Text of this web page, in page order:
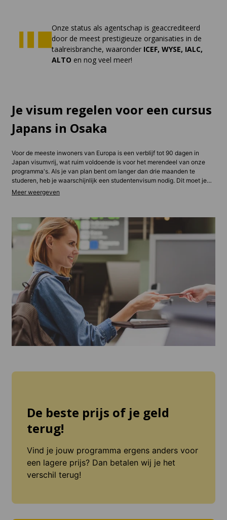
Onze status als agentschap is geaccrediteerd
door de meest prestigieuze organisaties in de
taalreisbranche, waaronder ICEF, WYSE, IALC,
ALTO en nog veel meer!
Je visum regelen voor een cursus
Japans in Osaka
Voor de meeste inwoners van Europa is een verblijf tot 90 dagen in
Japan visumvrij, wat ruim voldoende is voor het merendeel van onze
programma's. Als je van plan bent om langer dan drie maanden te
studeren, heb je waarschijnlijk een studentenvisum nodig. Dit moet je
voor vertrek aanvragen bij de Japanse ambassade in je eigen land. De
precies welke documenten je nodig hebt en in welke volgorde. Ook
wijzen ze je op dingen die je aanvraag kunnen compliceren voordat ze
een echt probleem worden.
De beste prijs of je geld
terug!
Vind je jouw programma ergens anders voor
een lagere prijs? Dan betalen wij je het
verschil terug!